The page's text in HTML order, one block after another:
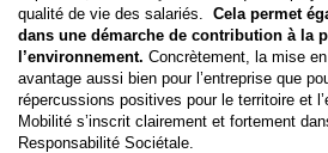
qualité de vie des salariés. Cela permet
dans une démarche de contribution à la
l’environnement. Concrètement, la mise
avantage aussi bien pour l’entreprise que
répercussions positives pour le territoire et
Mobilité s’inscrit clairement et fortement
Responsabilité Sociétale.